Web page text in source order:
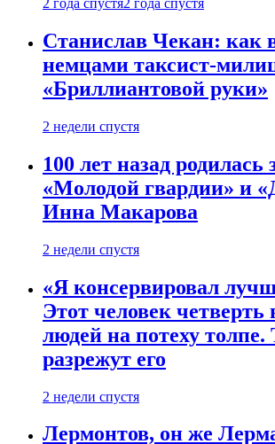
2 года спустя2 года спустя
Станислав Чекан: как
немцами таксист-
«Бриллиантовой руки»
2 недели спустя
100 лет назад родилась
«Молодой гвардии» и
Инна Макарова
2 недели спустя
«Я консервировал
Этот человек четверть
людей на потеху толпе.
разрежут его
2 недели спустя
Лермонтов, он же